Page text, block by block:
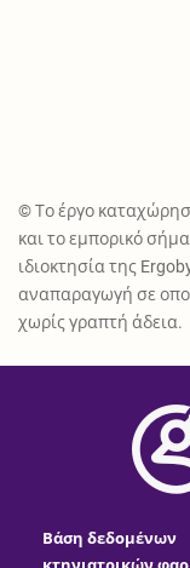
© Το έργο
και το εμπορικό
ιδιοκτησία της
αναπαραγωγή σε
χωρίς γραπτή άδεια.
Βάση δεδομένων